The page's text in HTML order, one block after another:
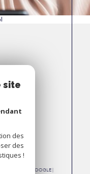
BY GOOGLE |
site
des
des
!